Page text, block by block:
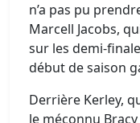
n’a pas pu
Marcell Jacobs,
sur les demi-
début de saison
Derrière Kerley,
le méconnu